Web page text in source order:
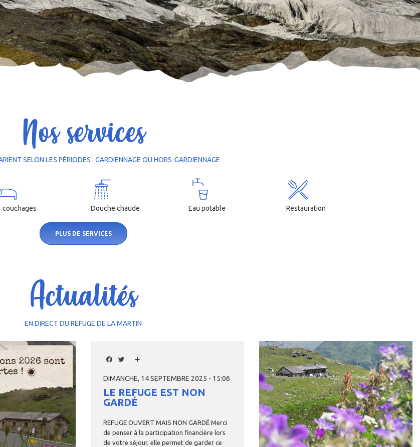
DU 19 JUIN AU 6 SEPTEMBRE 2026 ! À BIENTÔT LÀ-HAUT !
GRAND VOS YEUX ET VOS OREILLES !
AUX PETITS COMME AUX GRANDS !
Nos services
SELON LES PÉRIODES : GARDIENNAGE OU HORS-GARDIENNAGE
couchages Douche chaude Eau potable Restauration
PLUS DE SERVICES
Actualités
EN DIRECT DU REFUGE DE LA MARTIN
Facebook
Twitter
DIMANCHE, 14 SEPTEMBRE 2025 - 15:06
LE REFUGE EST NON
GARDÉ
REFUGE OUVERT MAIS NON GARDÉ Merci
de penser à la participation financière lors
de votre séjour, elle permet de garder ce
Image